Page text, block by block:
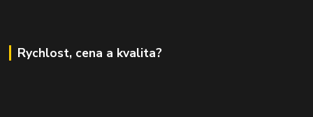
Rychlost, cena a kvalita?